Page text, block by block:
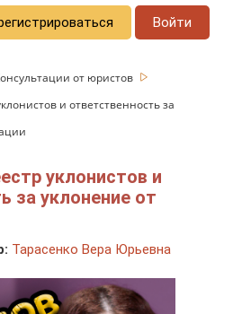
Войти
от юристов
и ответственность за
уклонистов и
за уклонение от
Тарасенко Вера Юрьевна